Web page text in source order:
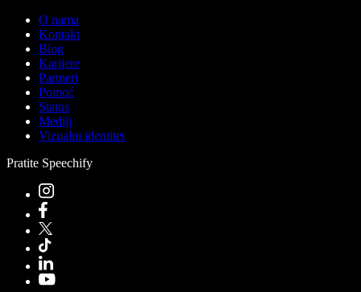
O nama
Kontakt
Blog
Karijere
Partneri
Pomoć
Status
Mediji
Vizualni identitet
Pratite Speechify